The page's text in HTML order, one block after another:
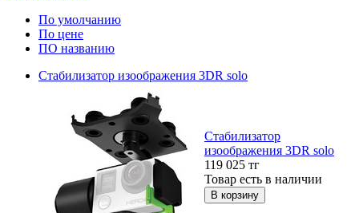
По умолчанию
По цене
ПО названию
Стабилизатор изоображения 3DR solo
Стабилизатор
изоображения 3DR solo
119 025 тг
Товар есть в наличии